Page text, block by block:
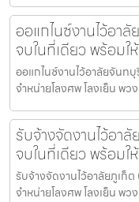
ออแกไนซ์งานไว้อา
จบในที่เดียว พร้อมใ
ออแกไนซ์งานไว้อาลัยจันท
จำหน่ายโลงศพ โลงเย็น พ
รับจ้างจัดงานไว้อา
จบในที่เดียว พร้อมใ
รับจ้างจัดงานไว้อาลัยภูเก็
จำหน่ายโลงศพ โลงเย็น พ